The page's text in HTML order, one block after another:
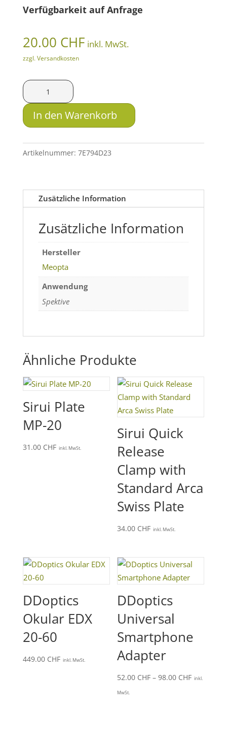
Verfügbarkeit auf Anfrage
20.00 CHF inkl. MwSt.
zzgl. Versandkosten
Meopta
Objektivabdeckung
für
Meostar
Spektiv
In den Warenkorb
Artikelnummer: 7E794D23
Zusätzliche Information
Zusätzliche Information
Hersteller
Meopta
Anwendung
Spektive
Ähnliche Produkte
Sirui Plate
MP-20
31.00 CHF inkl. MwSt.
Sirui Quick
Release
Clamp with
Standard Arca
Swiss Plate
34.00 CHF inkl. MwSt.
DDoptics
Okular EDX
20-60
449.00 CHF inkl. MwSt.
DDoptics
Universal
Smartphone
Adapter
52.00 CHF –98.00 CHF inkl.
MwSt.